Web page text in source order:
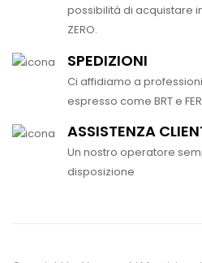
possibilità di acquistare
ZERO.
SPEDIZIONI
Ci affidiamo a
espresso come BRT e
ASSISTENZA
Un nostro operatore
disposizione